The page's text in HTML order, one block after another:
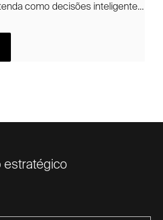
como decisões inteligentes
estratégico